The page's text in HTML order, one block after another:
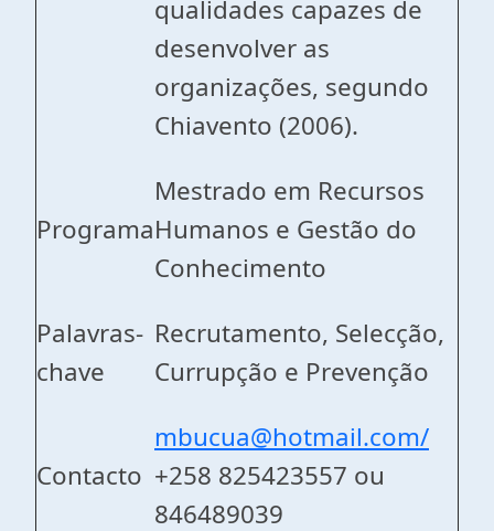
qualidades capazes de
desenvolver as
organizações, segundo
Chiavento (2006).
Programa
Mestrado em Recursos
Humanos e Gestão do
Conhecimento
Palavras-
chave
Recrutamento, Selecção,
Currupção e Prevenção
Contacto
mbucua@hotmail.com/
+258 825423557 ou
846489039